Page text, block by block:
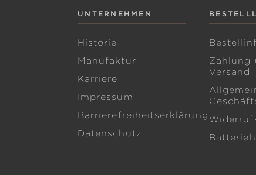
UNTERNEHMEN
Historie
Manufaktur
Karriere
Impressum
Barrierefreiheitserklärung
Datenschutz
Zahlung
Versand